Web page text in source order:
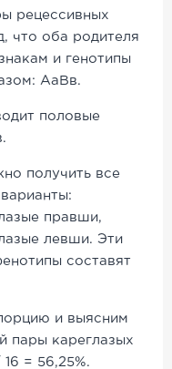
рецессивных
что оба родителя
и генотипы
АаВв.
половые
получить все
правши,
левши. Эти
составят
и выясним
пары кареглазых
= 56,25%.